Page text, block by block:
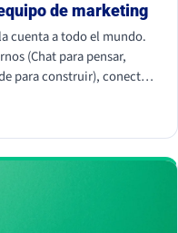
de marketing
cuenta a todo el mundo.
(Chat para pensar,
para construir), conectar
que conviertan
La magia no está en el